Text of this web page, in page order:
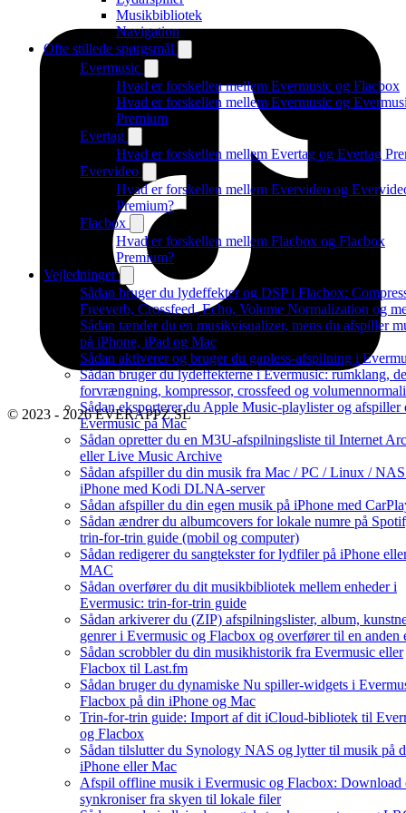
Musikbibliotek
Navigation
Ofte stillede spørgsmål
Evermusic
Hvad er forskellen mellem Evermusic og Flacbox
Hvad er forskellen mellem Evermusic og
Premium
Evertag
Hvad er forskellen mellem Evertag og Evertag
Evervideo
Hvad er forskellen mellem Evervideo og
Premium?
Flacbox
Hvad er forskellen mellem Flacbox og Flacbox
Premium?
Vejledninger
Sådan bruger du lydeffekter og DSP i Flacbox:
Freeverb, Crossfeed, Echo, Volume Normalization og
Sådan tænder du en musikvisualizer, mens du afspiller
på iPhone, iPad og Mac
Sådan aktiverer og bruger du gapless-afspilning i
Sådan bruger du lydeffekterne i Evermusic: rumklang,
forvrængning, kompressor, crossfeed og
Sådan eksporterer du Apple Music-playlister og afspiller
Evermusic på Mac
Sådan opretter du en M3U-afspilningsliste til Internet
eller Live Music Archive
Sådan afspiller du din musik fra Mac / PC / Linux /
iPhone med Kodi DLNA-server
Sådan afspiller du din egen musik på iPhone med
Sådan ændrer du albumcovers for lokale numre på
trin-for-trin guide (mobil og computer)
Sådan redigerer du sangtekster for lydfiler på iPhone
MAC
Sådan overfører du dit musikbibliotek mellem enheder i
Evermusic: trin-for-trin guide
Sådan arkiverer du (ZIP) afspilningslister, album,
genrer i Evermusic og Flacbox og overfører til en anden
Sådan scrobbler du din musikhistorik fra Evermusic eller
Flacbox til Last.fm
Sådan bruger du dynamiske Nu spiller-widgets i
Flacbox på din iPhone og Mac
Trin-for-trin guide: Import af dit iCloud-bibliotek til
og Flacbox
Sådan tilslutter du Synology NAS og lytter til musik på
iPhone eller Mac
Afspil offline musik i Evermusic og Flacbox: Download
synkroniser fra skyen til lokale filer
© 2023 - 2026 EVERAPPZ SL